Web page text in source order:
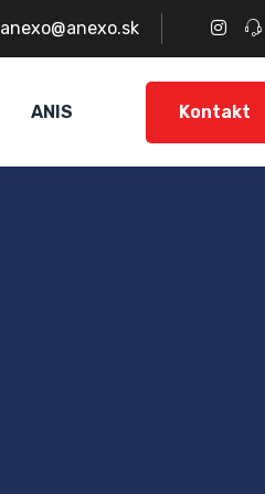
anexo@anexo.sk
ANIS Kontakt